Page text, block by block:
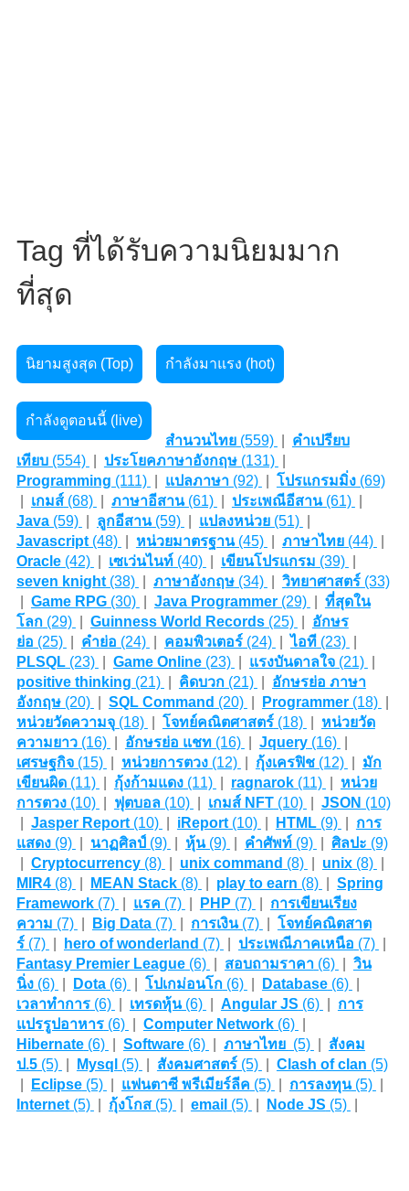
Tag ที่ได้รับความนิยมมาก
ที่สุด
นิยามสูงสุด (Top) กำลังมาแรง (hot)
กำลังดูตอนนี้ (live)
สำนวนไทย(559)
คำเปรียบ
เทียบ(554) ประโยคภาษาอังกฤษ(131)
Programming (111) แปลภาษา(92) โปรแกรมมิ่ง(69)
เกมส์(68) ภาษาอีสาน(61) ประเพณีอีสาน(61)
Java(59) ลูกอีสาน(59) แปลงหน่วย(51)
Javascript(48) หน่วยมาตรฐาน(45) ภาษาไทย(44)
Oracle(42) เซเว่นไนท์(40) เขียนโปรแกรม (39)
seven knight(38) ภาษาอังกฤษ(34) วิทยาศาสตร์(33)
Game RPG(30) Java Programmer(29)
ที่สุดใน
โลก(29) Guinness World Records(25)
อักษร
ย่อ (25) คำย่อ (24) คอมพิวเตอร์(24) |ไอที(23)
PLSQL(23) Game Online(23) แรงบันดาลใจ(21)
positive thinking (21) คิดบวก(21)
อักษรย่อ ภาษา
อังกฤษ(20) SQL Command (20) Programmer(18)
หน่วยวัดความจุ(18) โจทย์คณิตศาสตร์(18)
หน่วยวัด
ความยาว(16) อักษรย่อ แชท(16) Jquery(16)
เศรษฐกิจ(15) หน่วยการตวง(12) กุ้งเครฟิช(12)
มัก
เขียนผิด(11) กุ้งก้ามแดง(11) ragnarok(11)
หน่วย
การตวง(10) ฟุตบอล(10) เกมส์ NFT(10) JSON (10)
Jasper Report(10) iReport(10) HTML(9)
การ
แสดง(9) นาฏศิลป์ (9) หุ้น(9) คำศัพท์(9) ศิลปะ (9)
Cryptocurrency(8) unix command (8) unix(8)
MIR4(8) MEAN Stack(8) play to earn (8)
Spring
Framework(7) แรค (7) PHP (7)
การเขียนเรียง
ความ (7) Big Data(7) การเงิน(7)
โจทย์คณิตสาต
ร์(7) hero of wonderland (7) ประเพณีภาคเหนือ (7)
Fantasy Premier League(6) สอบถามราคา(6)
วิน
นิ่ง(6) Dota(6) โปเกม่อนโก(6) Database(6)
เวลาทำการ(6) เทรดหุ้น(6) Angular JS (6)
การ
แปรรูปอาหาร(6) Computer Network(6)
Hibernate(6) Software(6) ภาษาไทย (5)
สังคม
ป.5(5) Mysql (5) สังคมศาสตร์(5) Clash of clan (5)
Eclipse(5) แฟนตาซี พรีเมียร์ลีค (5) การลงทุน(5)
Internet(5) กุ้งโกส(5) email (5) Node JS (5)